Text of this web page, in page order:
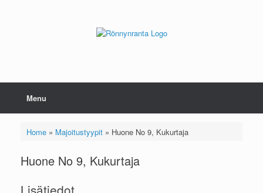
Menu
Home» Majoitustyypit» Huone No 9, Kukurtaja
Huone No 9, Kukurtaja